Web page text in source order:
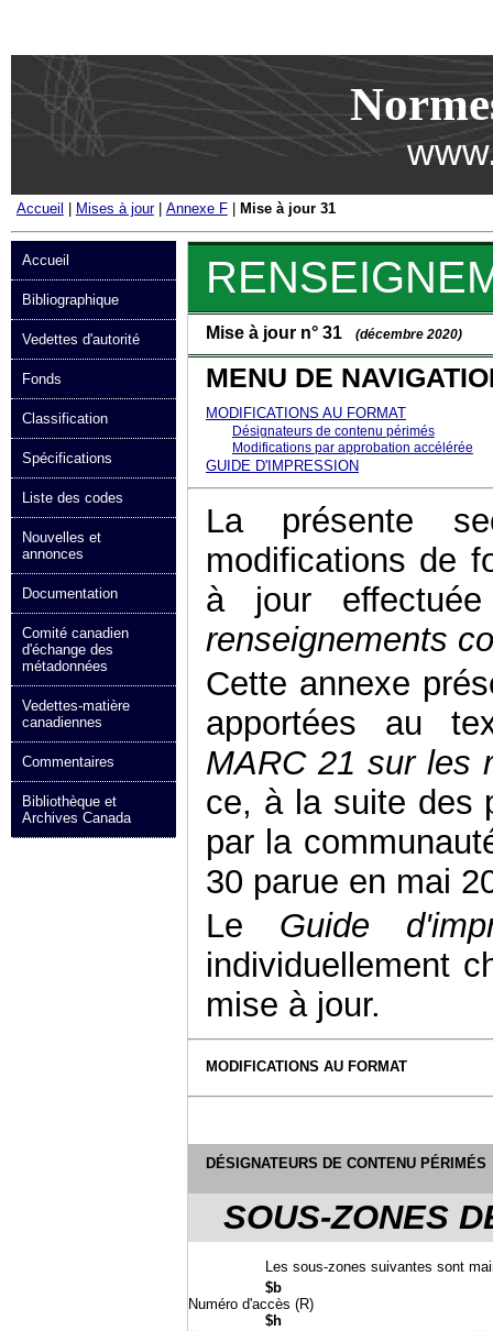
Accueil | Mises à jour | Annexe F| Mise à jour 31
Accueil
Bibliographique
Vedettes d'autorité
Fonds
Classification
Spécifications
Liste des codes
Nouvelles et
annonces
Documentation
Comité canadien
d'échange des
métadonnées
Vedettes-matière
canadiennes
Commentaires
Bibliothèque et
Archives Canada
Mise à jour n° 31 (décembre 2020)
MENU DE
MODIFICATIONS AU FORMAT
Désignateurs de contenu périmés
Modifications par approbation accélérée
GUIDE D'IMPRESSION
La présente
modifications de
à jour
renseignements
Cette annexe
apportées au
MARC 21 sur les
ce, à la suite des
par la
30 parue en mai
Le Guide
individuellement
mise à jour.
MODIFICATIONS AU FORMAT
DÉSIGNATEURS DE CONTENU PÉRIMÉS
SOUS-ZONES
Les sous-zones suivantes sont
$b
Numéro d'accès (R)
$h